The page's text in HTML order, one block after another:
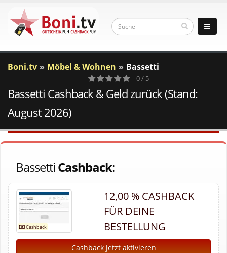
Boni.tv Möbel & Wohnen Bassetti
0
Votes
0 / 5
Bassetti Cashback & Geld zurück (Stand:
August 2026)
BassettiCashback:
12,00 % CASHBACK
FÜR DEINE
BESTELLUNG
Cashback jetzt aktivieren